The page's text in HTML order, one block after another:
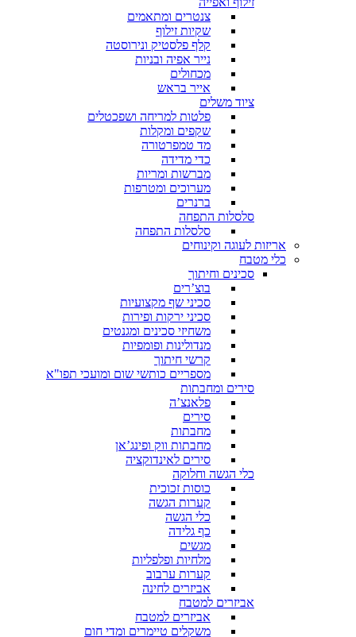
צנטרים ומתאמים
שקיות זילוף
קלף פלסטיק ונירוסטה
נייר אפיה ובניות
מכחולים
אייר בראש
ציוד משלים
פלטות למריחה ושפכטלים
שקפים ומקלות
מד טמפרטורה
כדי מדידה
מברשות ומריות
מערוכים ומטרפות
ברנרים
סלסלות התפחה
סלסלות התפחה
אריזות לעוגה וקינוחים
כלי מטבח
סכינים וחיתוך
בוצ’רים
סכיני שף מקצועיות
סכיני ירקות ופירות
משחיזי סכינים ומגנטים
מנדולינות ופומפיות
קרשי חיתוך
מספריים כותשי שום ומועכי תפו"א
סירים ומחבתות
פלאנצ’ה
סירים
מחבתות
מחבתות ווק ופינג’אן
סירים לאינדוקציה
כלי הגשה וחלוקה
כוסות זכוכית
קערות הגשה
כלי הגשה
כף גלידה
מגשים
מלחיות ופלפליות
קערות ערבוב
אביזרים לחינה
אביזרים למטבח
אביזרים למטבח
משקלים טיימרים ומדי חום